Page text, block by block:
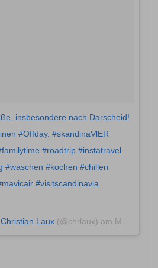
insbesondere nach Darscheid!
#Offday. #skandinaVlER
#roadtrip #instatravel
#waschen #kochen #chillen
#visitscandinavia
Christian Laux (@chrlaux) am Mai 27, 2018 um 11:11 PDT